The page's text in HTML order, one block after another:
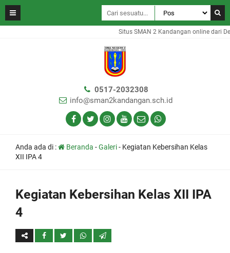
Situs SMAN 2 Kandangan online dari
0517-2032308
info@sman2kandangan.sch.id
Anda ada di : Beranda -Galeri- Kegiatan Kebersihan Kelas
XII IPA 4
Kegiatan Kebersihan Kelas XII IPA
4